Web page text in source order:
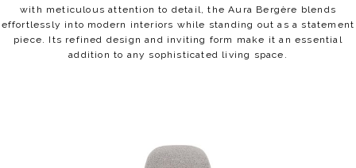
with meticulous attention to detail, the Aura Bergère blends
effortlessly into modern interiors while standing out as a statement
piece. Its refined design and inviting form make it an essential
addition to any sophisticated living space.